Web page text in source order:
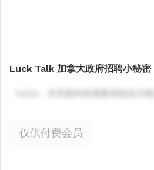
Luck Talk 加拿大政府招聘小秘
仅供付费会员